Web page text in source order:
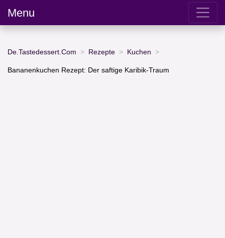
Menu
De.Tastedessert.Com Rezepte Kuchen
Bananenkuchen Rezept: Der saftige Karibik-Traum